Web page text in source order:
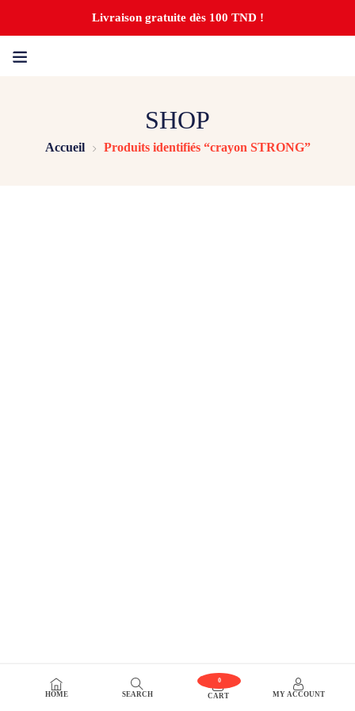
Livraison gratuite dès 100 TND !
SHOP
Accueil Produits identifiés “crayon STRONG”
HOME SEARCH
0
CART MY ACCOUNT